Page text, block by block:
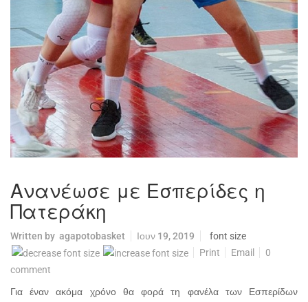
Ανανέωσε με Εσπερίδες η
Πατεράκη
Written by agapotobasket Ιουν 19, 2019
font size
Print
Email
0
comment
Για έναν ακόμα χρόνο θα φορά τη φανέλα των Εσπερίδων